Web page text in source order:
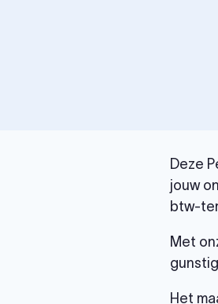
Deze
jouw
btw-
Met
Het